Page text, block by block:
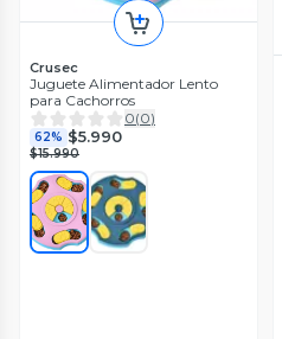
Crusec
Juguete Alimentador Lento
para Cachorros
0(0)
62% $5.990
$15.990